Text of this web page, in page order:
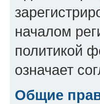
началом
политикой
означает
Общие